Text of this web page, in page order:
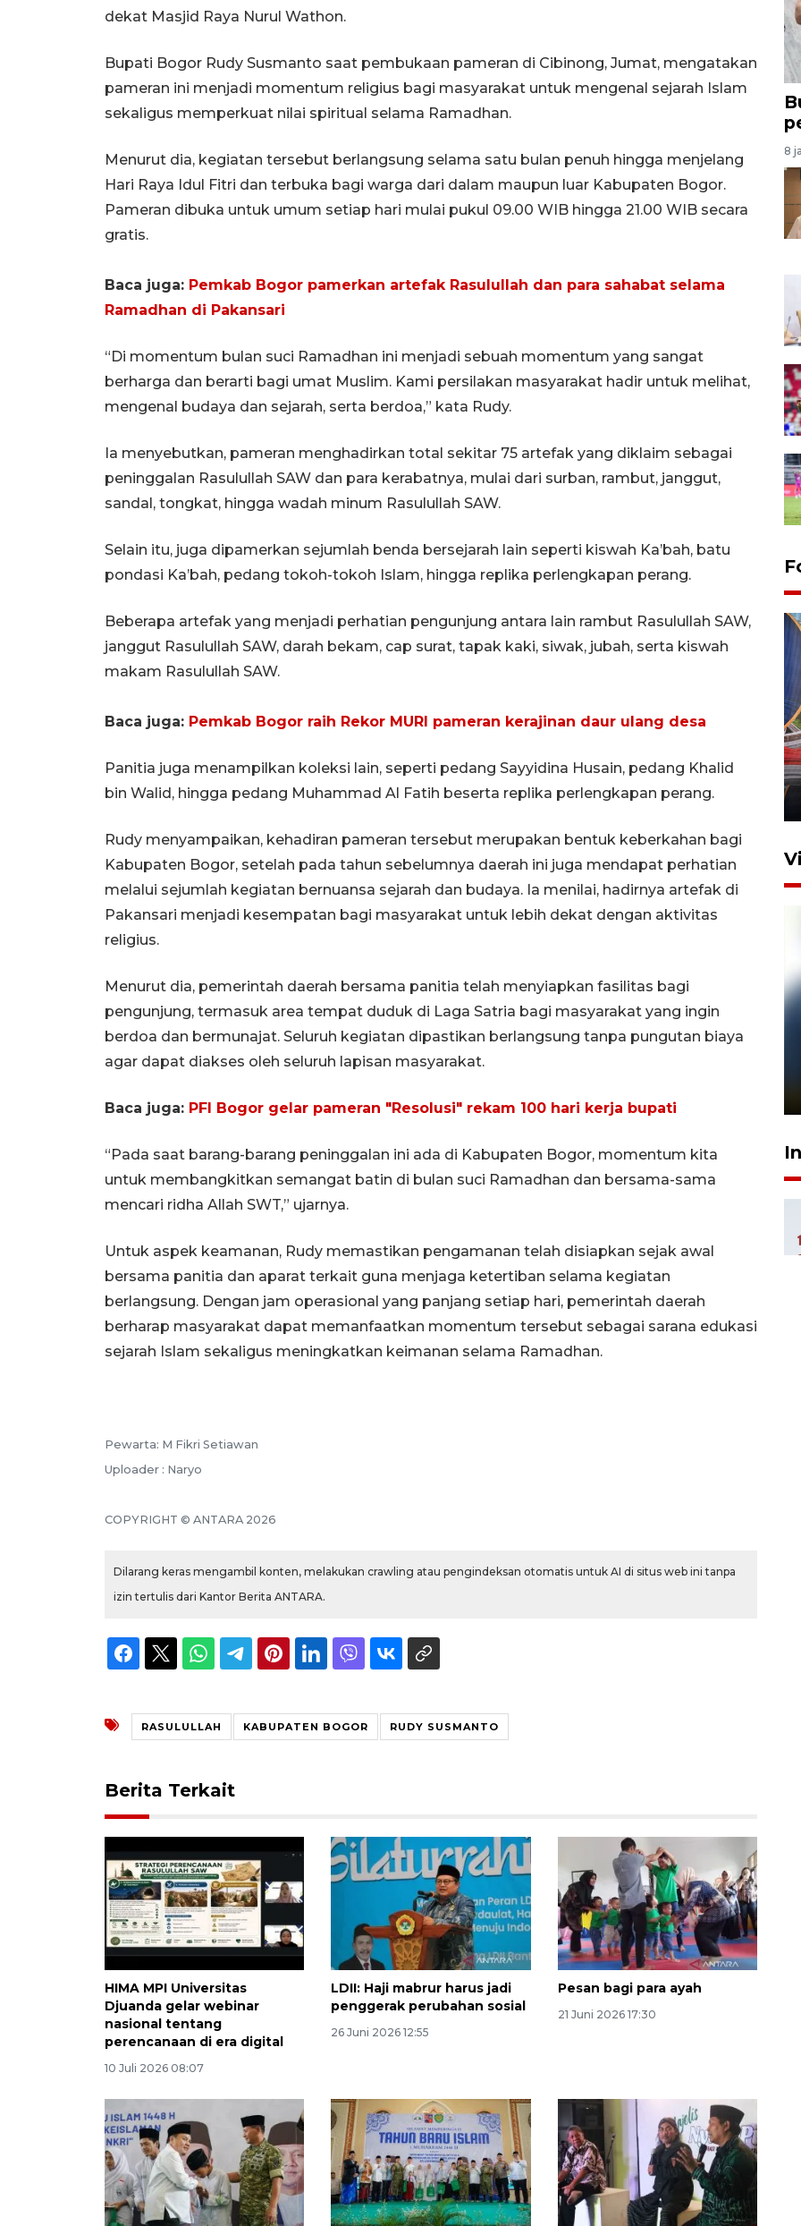
dekat Masjid Raya Nurul Wathon.
Bupati Bogor Rudy Susmanto saat pembukaan pameran di Cibinong, Jumat, mengatakan
pameran ini menjadi momentum religius bagi masyarakat untuk mengenal sejarah Islam
sekaligus memperkuat nilai spiritual selama Ramadhan.
Menurut dia, kegiatan tersebut berlangsung selama satu bulan penuh hingga menjelang
Hari Raya Idul Fitri dan terbuka bagi warga dari dalam maupun luar Kabupaten Bogor.
Pameran dibuka untuk umum setiap hari mulai pukul 09.00 WIB hingga 21.00 WIB secara
gratis.
Baca juga: Pemkab Bogor pamerkan artefak Rasulullah dan para sahabat selama
Ramadhan di Pakansari
“Di momentum bulan suci Ramadhan ini menjadi sebuah momentum yang sangat
berharga dan berarti bagi umat Muslim. Kami persilakan masyarakat hadir untuk melihat,
mengenal budaya dan sejarah, serta berdoa,” kata Rudy.
Ia menyebutkan, pameran menghadirkan total sekitar 75 artefak yang diklaim sebagai
peninggalan Rasulullah SAW dan para kerabatnya, mulai dari surban, rambut, janggut,
sandal, tongkat, hingga wadah minum Rasulullah SAW.
Selain itu, juga dipamerkan sejumlah benda bersejarah lain seperti kiswah Ka’bah, batu
pondasi Ka’bah, pedang tokoh-tokoh Islam, hingga replika perlengkapan perang.
Beberapa artefak yang menjadi perhatian pengunjung antara lain rambut Rasulullah SAW,
janggut Rasulullah SAW, darah bekam, cap surat, tapak kaki, siwak, jubah, serta kiswah
makam Rasulullah SAW.
Baca juga: Pemkab Bogor raih Rekor MURI pameran kerajinan daur ulang desa
Panitia juga menampilkan koleksi lain, seperti pedang Sayyidina Husain, pedang Khalid
bin Walid, hingga pedang Muhammad Al Fatih beserta replika perlengkapan perang.
Rudy menyampaikan, kehadiran pameran tersebut merupakan bentuk keberkahan bagi
Kabupaten Bogor, setelah pada tahun sebelumnya daerah ini juga mendapat perhatian
melalui sejumlah kegiatan bernuansa sejarah dan budaya. Ia menilai, hadirnya artefak di
Pakansari menjadi kesempatan bagi masyarakat untuk lebih dekat dengan aktivitas
religius.
Menurut dia, pemerintah daerah bersama panitia telah menyiapkan fasilitas bagi
pengunjung, termasuk area tempat duduk di Laga Satria bagi masyarakat yang ingin
berdoa dan bermunajat. Seluruh kegiatan dipastikan berlangsung tanpa pungutan biaya
agar dapat diakses oleh seluruh lapisan masyarakat.
Baca juga: PFI Bogor gelar pameran "Resolusi" rekam 100 hari kerja bupati
“Pada saat barang-barang peninggalan ini ada di Kabupaten Bogor, momentum kita
untuk membangkitkan semangat batin di bulan suci Ramadhan dan bersama-sama
mencari ridha Allah SWT,” ujarnya.
Untuk aspek keamanan, Rudy memastikan pengamanan telah disiapkan sejak awal
bersama panitia dan aparat terkait guna menjaga ketertiban selama kegiatan
berlangsung. Dengan jam operasional yang panjang setiap hari, pemerintah daerah
berharap masyarakat dapat memanfaatkan momentum tersebut sebagai sarana edukasi
sejarah Islam sekaligus meningkatkan keimanan selama Ramadhan.
Pewarta: M Fikri Setiawan
Uploader : Naryo
COPYRIGHT © ANTARA 2026
Dilarang keras mengambil konten, melakukan crawling atau pengindeksan otomatis untuk AI di situs web ini tanpa
izin tertulis dari Kantor Berita ANTARA.
RASULULLAH KABUPATEN BOGOR RUDY SUSMANTO
Berita Terkait
HIMA MPI Universitas
Djuanda gelar webinar
nasional tentang
perencanaan di era digital
10 Juli 2026 08:07
LDII: Haji mabrur harus jadi
penggerak perubahan sosial
26 Juni 2026 12:55
Pesan bagi para ayah
21 Juni 2026 17:30
8
Komisi V DPR tinjau
Stasiun Bogor
12 Juni 2026 18:49
Pelanggan Filaha Farm setia
tumbuh 5,29 persen